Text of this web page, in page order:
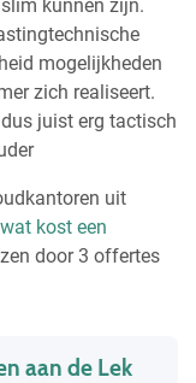
kunnen zijn.
mogelijkheden
zich realiseert.
juist erg tactisch
uit
wat kost een
door 3 offertes
aan de Lek